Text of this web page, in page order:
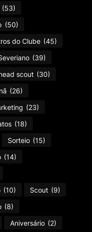
(53)
(50)
do Clube (45)
(39)
scout (30)
(26)
(23)
(18)
Sorteio (15)
(14)
(10) Scout (9)
(8)
Aniversário (2)